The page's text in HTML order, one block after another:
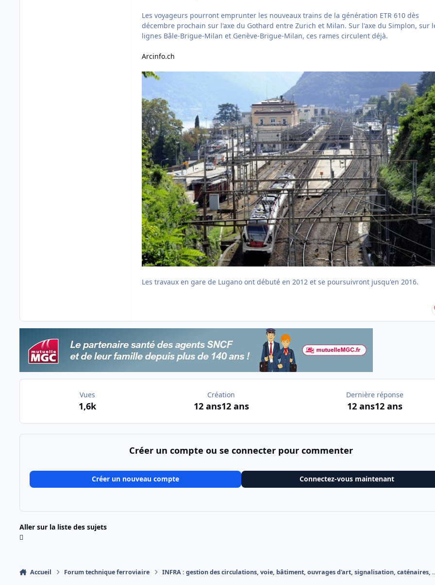
Les voyageurs pourront emprunter les nouveaux trains de la génération ETR 610 dès
décembre prochain sur l'axe du Gothard entre Zurich et Milan. Sur l'axe du Simplon, sur
lignes Bâle-Brigue-Milan et Genève-Brigue-Milan, ces rames circulent déjà.
Arcinfo.ch
Les travaux en gare de Lugano ont débuté en 2012 et se poursuivront jusqu'en 2016.
Vues
1,6k
Création
12 ans12 ans
Dernière réponse
12 ans12 ans
Créer un compte ou se connecter pour commenter
Créer un nouveau compte Connectez-vous maintenant
Aller sur la liste des sujets
Accueil Forum technique ferroviaire INFRA : gestion des circulations, voie, bâtiment, ouvrages d'art, signalisation, caténaires,